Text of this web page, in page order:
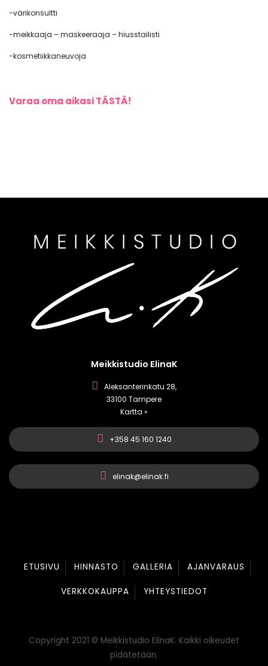
-värikonsultti
-meikkaaja – maskeeraaja – hiusstailisti
-kosmetiikkaneuvoja
Varaa oma aikasi TÄSTÄ!
Meikkistudio ElinaK
Aleksanterinkatu 28,
33100 Tampere
Kartta »
+358 45 160 1240
elinak@elinak.fi
ETUSIVU HINNASTO GALLERIA AJANVARAUS
VERKKOKAUPPA YHTEYSTIEDOT
Copyright 2021 © Meikkistudio ElinaK. Kaikki oikeudet
pidätetään.